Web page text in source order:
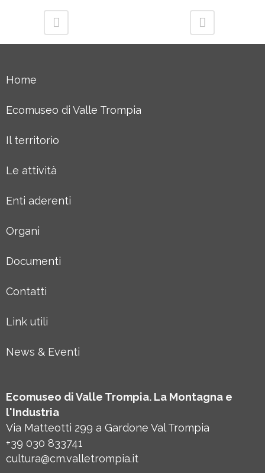
Home
Ecomuseo di Valle Trompia
Il territorio
Le attività
Enti aderenti
Organi
Documenti
Contatti
Link utili
News & Eventi
Ecomuseo di Valle Trompia. La Montagna e
l'Industria
Via Matteotti 299 a Gardone Val Trompia
+39 030 833741
cultura@cm.valletrompia.it